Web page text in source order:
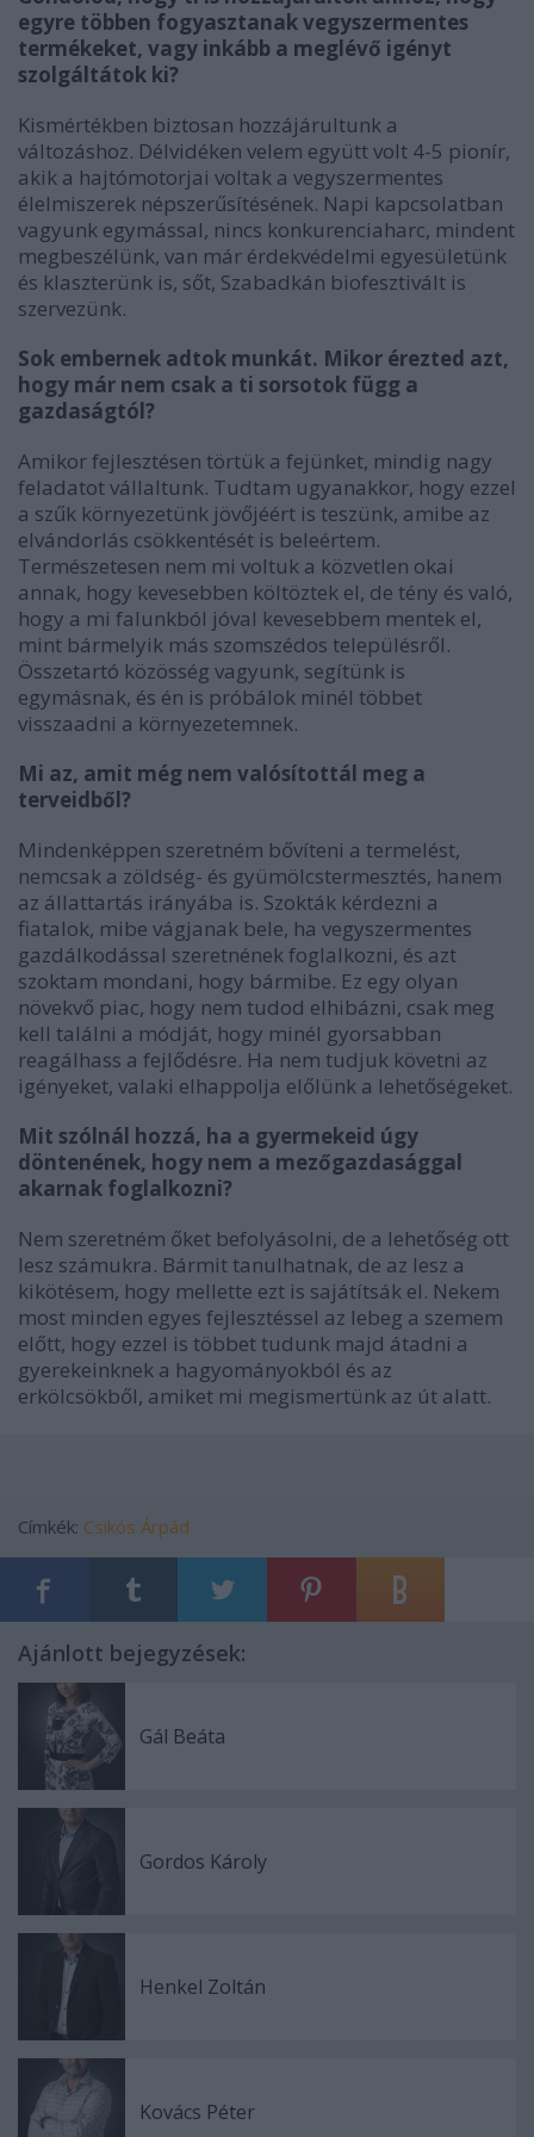
egyre többen fogyasztanak vegyszermentes
termékeket, vagy inkább a meglévő igényt
szolgáltátok ki?
Kismértékben biztosan hozzájárultunk a
változáshoz. Délvidéken velem együtt volt 4-5 pionír,
akik a hajtómotorjai voltak a vegyszermentes
élelmiszerek népszerűsítésének. Napi kapcsolatban
vagyunk egymással, nincs konkurenciaharc, mindent
megbeszélünk, van már érdekvédelmi egyesületünk
és klaszterünk is, sőt, Szabadkán biofesztivált is
szervezünk.
Sok embernek adtok munkát. Mikor érezted azt,
hogy már nem csak a ti sorsotok függ a
gazdaságtól?
Amikor fejlesztésen törtük a fejünket, mindig nagy
feladatot vállaltunk. Tudtam ugyanakkor, hogy ezzel
a szűk környezetünk jövőjéért is teszünk, amibe az
elvándorlás csökkentését is beleértem.
Természetesen nem mi voltuk a közvetlen okai
annak, hogy kevesebben költöztek el, de tény és való,
hogy a mi falunkból jóval kevesebbem mentek el,
mint bármelyik más szomszédos településről.
Összetartó közösség vagyunk, segítünk is
egymásnak, és én is próbálok minél többet
visszaadni a környezetemnek.
Mi az, amit még nem valósítottál meg a
terveidből?
Mindenképpen szeretném bővíteni a termelést,
nemcsak a zöldség- és gyümölcstermesztés, hanem
az állattartás irányába is. Szokták kérdezni a
fiatalok, mibe vágjanak bele, ha vegyszermentes
gazdálkodással szeretnének foglalkozni, és azt
szoktam mondani, hogy bármibe. Ez egy olyan
növekvő piac, hogy nem tudod elhibázni, csak meg
kell találni a módját, hogy minél gyorsabban
reagálhass a fejlődésre. Ha nem tudjuk követni az
igényeket, valaki elhappolja előlünk a lehetőségeket.
Mit szólnál hozzá, ha a gyermekeid úgy
döntenének, hogy nem a mezőgazdasággal
akarnak foglalkozni?
Nem szeretném őket befolyásolni, de a lehetőség ott
lesz számukra. Bármit tanulhatnak, de az lesz a
kikötésem, hogy mellette ezt is sajátítsák el. Nekem
most minden egyes fejlesztéssel az lebeg a szemem
előtt, hogy ezzel is többet tudunk majd átadni a
gyerekeinknek a hagyományokból és az
erkölcsökből, amiket mi megismertünk az út alatt.
Címkék: Csikós Árpád
Ajánlott bejegyzések:
Gál Beáta
Gordos Károly
Henkel Zoltán
Kovács Péter